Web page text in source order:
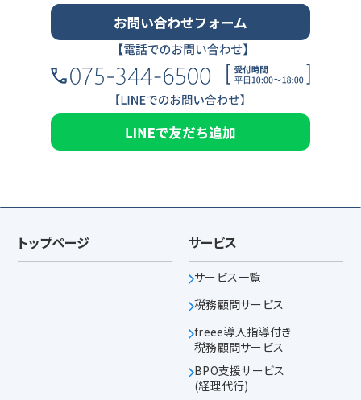
トップページ サービス
サービス一覧
税務顧問サービス
freee導入指導付き
税務顧問サービス
BPO支援サービス
(経理代行)